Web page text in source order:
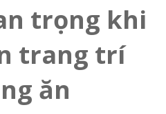
trọng khi
trang trí
ăn